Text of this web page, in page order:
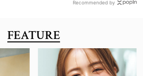
Recommended by
FEATURE